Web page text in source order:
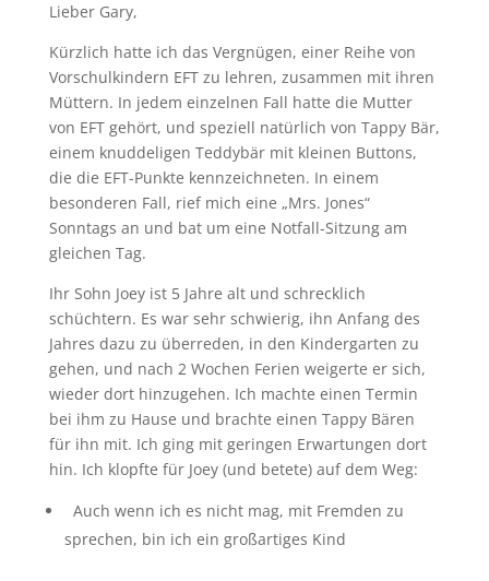
Lieber Gary,
Kürzlich hatte ich das Vergnügen, einer Reihe von
Vorschulkindern EFT zu lehren, zusammen mit ihren
Müttern. In jedem einzelnen Fall hatte die Mutter
von EFT gehört, und speziell natürlich von Tappy Bär,
einem knuddeligen Teddybär mit kleinen Buttons,
die die EFT-Punkte kennzeichneten. In einem
besonderen Fall, rief mich eine „Mrs. Jones“
Sonntags an und bat um eine Notfall-Sitzung am
gleichen Tag.
Ihr Sohn Joey ist 5 Jahre alt und schrecklich
schüchtern. Es war sehr schwierig, ihn Anfang des
Jahres dazu zu überreden, in den Kindergarten zu
gehen, und nach 2 Wochen Ferien weigerte er sich,
wieder dort hinzugehen. Ich machte einen Termin
bei ihm zu Hause und brachte einen Tappy Bären
für ihn mit. Ich ging mit geringen Erwartungen dort
hin. Ich klopfte für Joey (und betete) auf dem Weg:
Auch wenn ich es nicht mag, mit Fremden zu
sprechen, bin ich ein großartiges Kind